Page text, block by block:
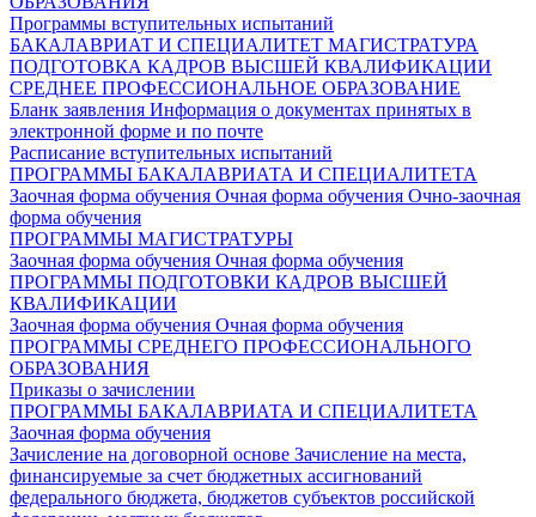
Программы вступительных испытаний
БАКАЛАВРИАТ И СПЕЦИАЛИТЕТ МАГИСТРАТУРА
ПОДГОТОВКА КАДРОВ ВЫСШЕЙ КВАЛИФИКАЦИИ
СРЕДНЕЕ ПРОФЕССИОНАЛЬНОЕ ОБРАЗОВАНИЕ
Бланк заявления Информация о документах принятых в
электронной форме и по почте
Расписание вступительных испытаний
ПРОГРАММЫ БАКАЛАВРИАТА И СПЕЦИАЛИТЕТА
Заочная форма обучения Очная форма обучения Очно-заочная
форма обучения
ПРОГРАММЫ МАГИСТРАТУРЫ
Заочная форма обучения Очная форма обучения
ПРОГРАММЫ ПОДГОТОВКИ КАДРОВ ВЫСШЕЙ
КВАЛИФИКАЦИИ
Заочная форма обучения Очная форма обучения
ПРОГРАММЫ СРЕДНЕГО ПРОФЕССИОНАЛЬНОГО
ОБРАЗОВАНИЯ
Приказы о зачислении
ПРОГРАММЫ БАКАЛАВРИАТА И СПЕЦИАЛИТЕТА
Заочная форма обучения
Зачисление на договорной основе Зачисление на места,
финансируемые за счет бюджетных ассигнований
федерального бюджета, бюджетов субъектов российской